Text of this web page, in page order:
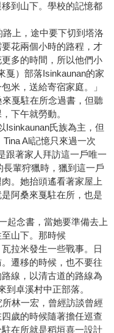
到山下。學校的記憶都
上，途中要下切到塔洛
花兩個小時的路程，才
多的時間，所以他們小
戛）部落Isinkaunan的家
米，送給寄宿家庭。」
戛駐在所念過書，但聽
下午就勞動。
氏族為主，但
Ali記憶只來過一次
跟著家人拜訪這一戶唯一
長輩狩獵時，獵到這一戶
。她抬頭遙看著家屋上
阿桑來戛駐在所，也是
起念書，當她要準備去上
山下。那時候
拉米發生一些戰事。日
遷移的時候，也不要往
線，以清古道的路線為
到卓溪村中正部落。
林一宏，曾經訪談曾經
歲的時候隨著擔任巡查
在所就是稻垣喜一設計